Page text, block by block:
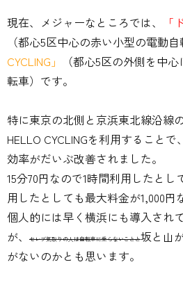
現在、メジャーなところでは、
「
（都心5区中心の赤い小型の電動自
CYCLING」
（都心5区の外側を中
転車）です。
特に東京の北側と京浜東北線沿線
HELLO CYCLINGを利用すること
効率がだいぶ改善されました。
15分70円なので1時間利用したとし
用したとしても最大料金が1,000円
個人的には早く横浜にも導入され
が、
セレブ気取りの人は自転車に乗らないことと坂と山
がないのかとも思います。